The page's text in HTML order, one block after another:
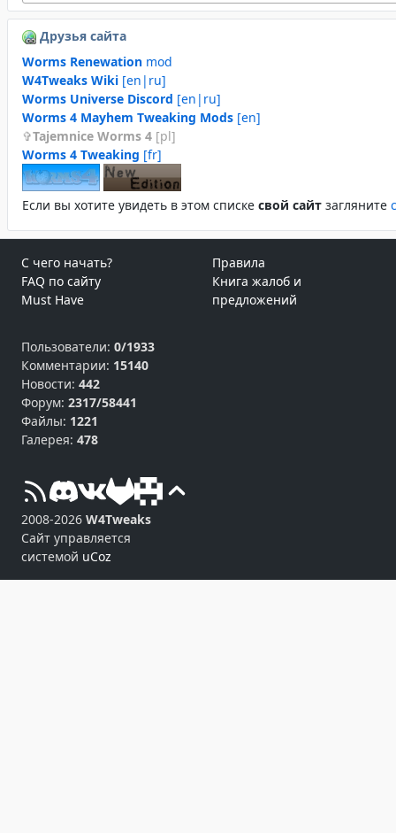
Друзья сайта
Worms Renewation mod
W4Tweaks Wiki [en|ru]
Worms Universe Discord [en|ru]
Worms 4 Mayhem Tweaking Mods [en]
Tajemnice Worms 4 [pl]
Worms 4 Tweaking [fr]
Если вы хотите увидеть в этом спиcке свой сайт загляните
С чего начать?
FAQ по сайту
Must Have
Правила
Книга жалоб и
предложений
Пользователи: 0/1933
Комментарии: 15140
Новости: 442
Форум: 2317/58441
Файлы: 1221
Галерея: 478
2008-2026 W4Tweaks
Сайт управляется
системой uCoz